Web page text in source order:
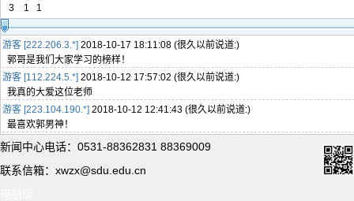
3 1 1
游客 [222.206.3.*] 2018-10-17 18:11:08 (很久以前说道:)
郭哥是我们大家学习的榜样！
游客 [112.224.5.*] 2018-10-12 17:57:02 (很久以前说道:)
我真的大爱这位老师
游客 [223.104.190.*] 2018-10-12 12:41:43 (很久以前说道:)
最喜欢郭男神！
新闻中心电话：0531-88362831 88369009
联系信箱：xwzx@sdu.edu.cn